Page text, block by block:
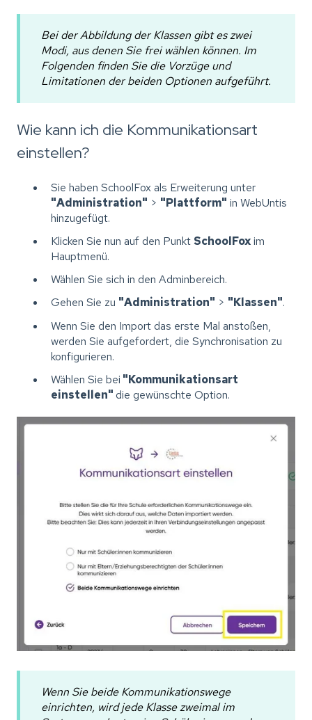
Bei der Abbildung der Klassen gibt es zwei
Modi, aus denen Sie frei wählen können. Im
Folgenden finden Sie die Vorzüge und
Limitationen der beiden Optionen aufgeführt.
Wie kann ich die Kommunikationsart
einstellen?
Sie haben SchoolFox als Erweiterung unter
"Administration" > "Plattform" in WebUntis
hinzugefügt.
Klicken Sie nun auf den Punkt SchoolFoxim
Hauptmenü.
Wählen Sie sich in den Adminbereich.
Gehen Sie zu "Administration" > "Klassen".
Wenn Sie den Import das erste Mal anstoßen,
werden Sie aufgefordert, die Synchronisation zu
konfigurieren.
Wählen Sie bei "Kommunikationsart
einstellen"die gewünschte Option.
Wenn Sie beide Kommunikationswege
einrichten, wird jede Klasse zweimal im